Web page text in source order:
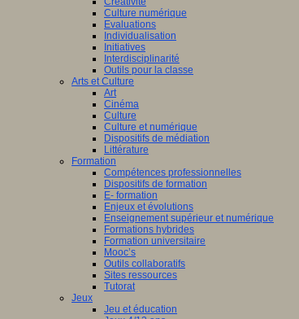
Culture numérique
Evaluations
Individualisation
Initiatives
Interdisciplinarité
Outils pour la classe
Arts et Culture
Art
Cinéma
Culture
Culture et numérique
Dispositifs de médiation
Littérature
Formation
Compétences professionnelles
Dispositifs de formation
E- formation
Enjeux et évolutions
Enseignement supérieur et numérique
Formations hybrides
Formation universitaire
Mooc’s
Outils collaboratifs
Sites ressources
Tutorat
Jeux
Jeu et éducation